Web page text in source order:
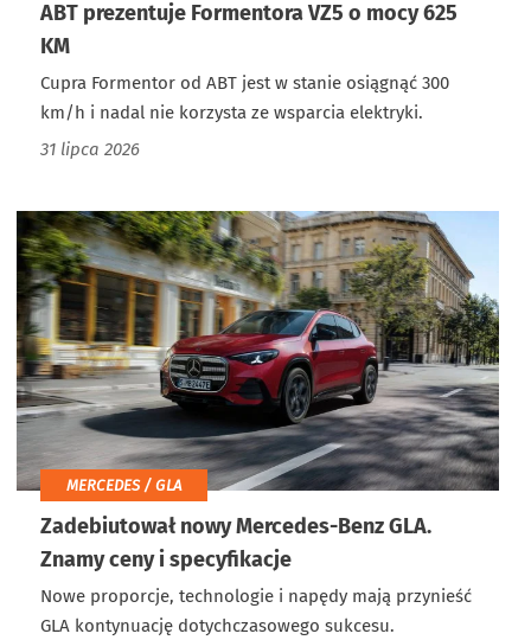
ABT prezentuje Formentora VZ5 o mocy 625
KM
Cupra Formentor od ABT jest w stanie osiągnąć 300
km/h i nadal nie korzysta ze wsparcia elektryki.
31 lipca 2026
MERCEDES / GLA
Zadebiutował nowy Mercedes-Benz GLA.
Znamy ceny i specyfikacje
Nowe proporcje, technologie i napędy mają przynieść
GLA kontynuację dotychczasowego sukcesu.